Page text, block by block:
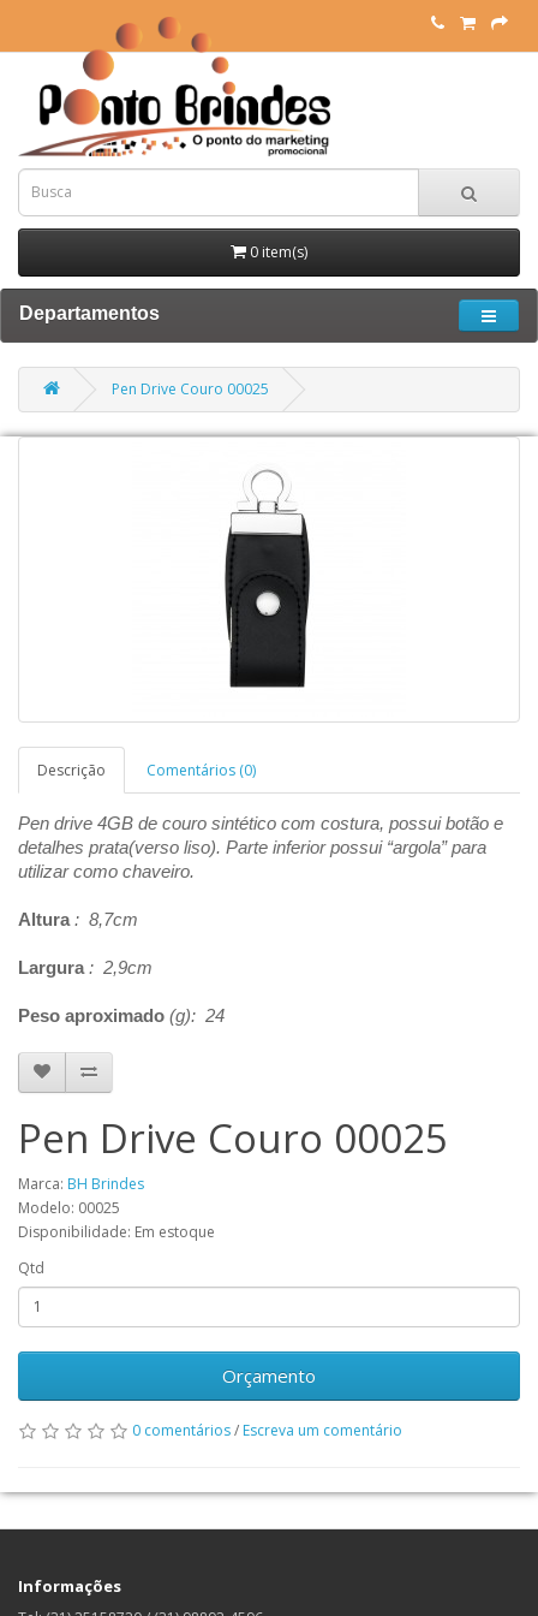
0 item(s)
Departamentos
Pen Drive Couro 00025
Descrição Comentários (0)
Pen drive 4GB de couro sintético com costura, possui botão e
detalhes prata(verso liso). Parte inferior possui “argola” para
utilizar como chaveiro.
Altura : 8,7cm
Largura : 2,9cm
Peso aproximado (g): 24
Pen Drive Couro 00025
Marca: BH Brindes
Modelo: 00025
Disponibilidade: Em estoque
Qtd
Orçamento
0 comentários/ Escreva um comentário
Informações